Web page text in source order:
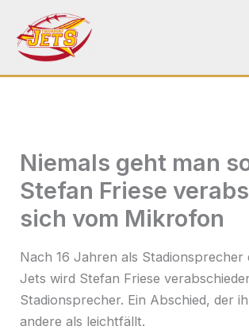
Inhalt
springen
Niemals geht man
Stefan Friese
sich vom Mikrofon
Nach 16 Jahren als Stadionsprecher
Jets wird Stefan Friese
Stadionsprecher. Ein Abschied, der
andere als leichtfällt.